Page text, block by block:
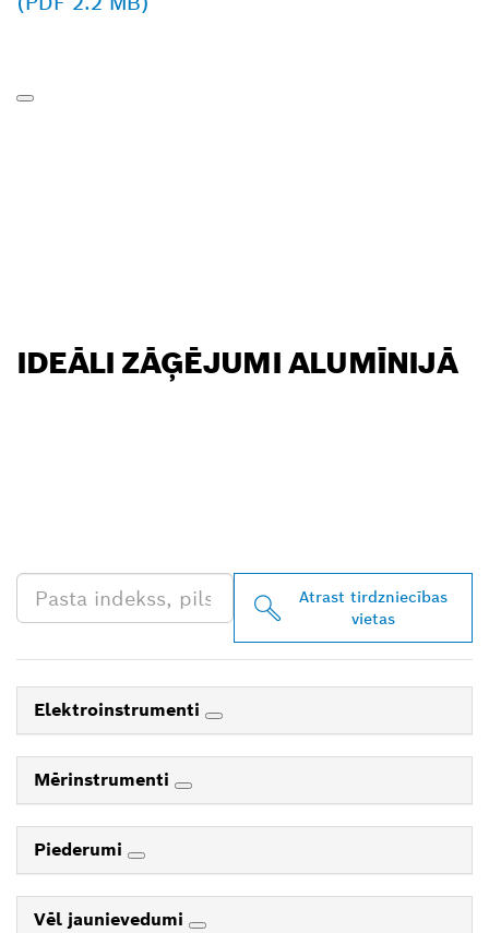
IDEĀLI ZĀĢĒJUMI ALUMĪNIJĀ
Atrast tirdzniecības
vietas
Elektroinstrumenti
Mērinstrumenti
Piederumi
Vēl jaunievedumi